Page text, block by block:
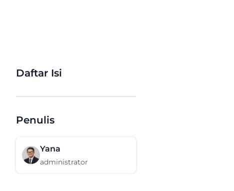
Daftar Isi
Penulis
Yana
administrator